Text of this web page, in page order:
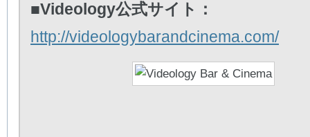
■Videology公式サイト：
http://videologybarandcinema.com/